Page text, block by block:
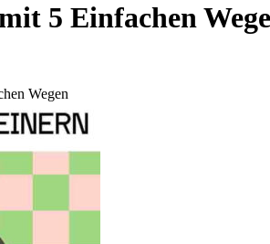
5 Einfachen
Wegen